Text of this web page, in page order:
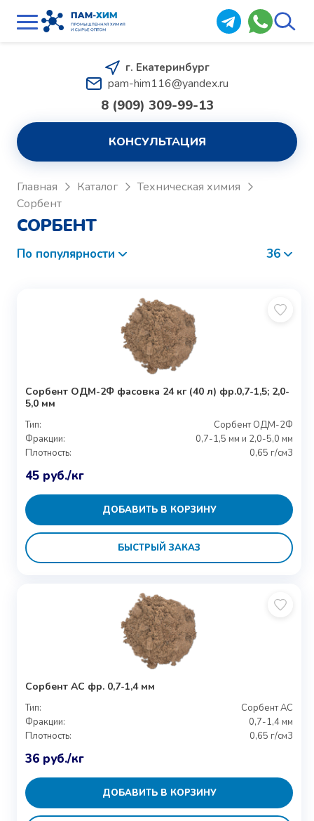
г. Екатеринбург
pam-him116@yandex.ru
8 (909) 309-99-13
КОНСУЛЬТАЦИЯ
Главная Каталог
Техническая химия
Сорбент
СОРБЕНТ
По популярности 36
Сорбент ОДМ-2Ф фасовка 24 кг (40 л) фр.0,7-1,5; 2,0-
5,0 мм
Тип:
Сорбент ОДМ-2Ф
Фракции:
0,7-1,5 мм и 2,0-5,0 мм
Плотность:
0,65 г/см3
45 руб./кг
ДОБАВИТЬ В КОРЗИНУ
БЫСТРЫЙ ЗАКАЗ
Сорбент АС фр. 0,7-1,4 мм
Тип:
Сорбент АС
Фракции:
0,7-1,4 мм
Плотность:
0,65 г/см3
36 руб./кг
ДОБАВИТЬ В КОРЗИНУ